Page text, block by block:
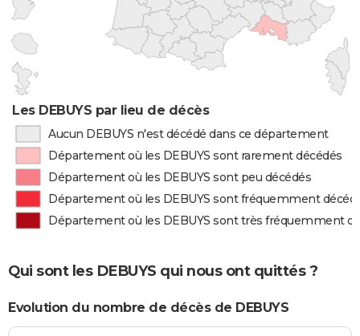
Les DEBUYS par lieu de décès
Aucun DEBUYS n'est décédé dans ce département
Département où les DEBUYS sont rarement décédés
Département où les DEBUYS sont peu décédés
Département où les DEBUYS sont fréquemment
Département où les DEBUYS sont très fréquemment
Qui sont les DEBUYS qui nous ont quittés ?
Evolution du nombre de décès de DEBUYS